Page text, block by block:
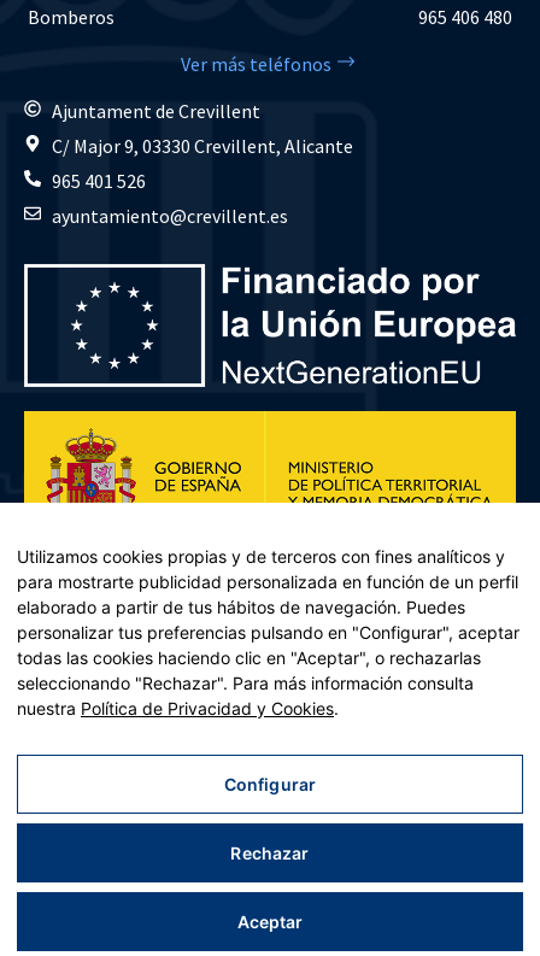
Bomberos
965 406 480
Ver más teléfonos
Ajuntament de Crevillent
C/ Major 9, 03330 Crevillent, Alicante
965 401 526
ayuntamiento@crevillent.es
Plan de Recuperación, Transformación y Resiliencia – Financiado por
Recuperación y resiliencia, establecido por el Reglamento (UE)
2021/241 del Parlamento Europeo y del Consejo, de 12 de febrero
Aviso legal|Política de privacidad|Política de cookies|Accesibilidad|Mapa web
| Desarrollado porTrestristes
Utilizamos cookies propias y de terceros con fines analíticos y
para mostrarte publicidad personalizada en función de un perfil
elaborado a partir de tus hábitos de navegación. Puedes
personalizar tus preferencias pulsando en "Configurar", aceptar
todas las cookies haciendo clic en "Aceptar", o rechazarlas
seleccionando "Rechazar". Para más información consulta
nuestra Política de Privacidad y Cookies.
Configurar
Rechazar
Aceptar